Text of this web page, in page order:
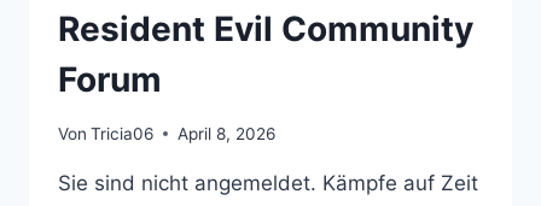
Resident Evil Community
Forum
Von Tricia06 April 8, 2026
Sie sind nicht angemeldet. Kämpfe auf Zeit